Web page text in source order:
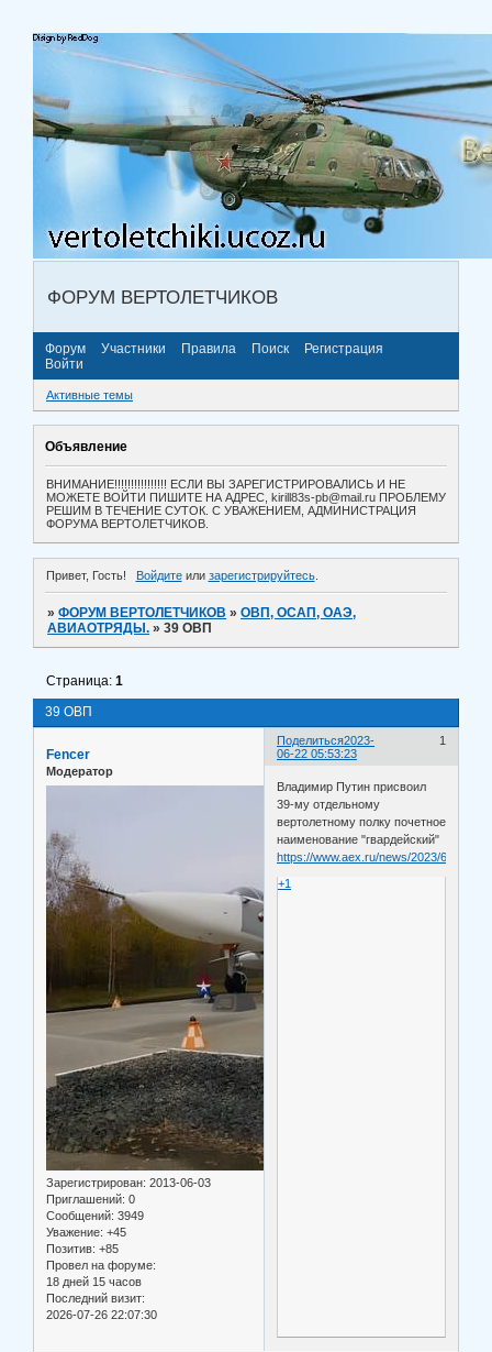
ФОРУМ ВЕРТОЛЕТЧИКОВ
Форум Участники Правила Поиск
Регистрация
Войти
Активные темы
Объявление
ВНИМАНИЕ!!!!!!!!!!!!!!!! ЕСЛИ ВЫ ЗАРЕГИСТРИРОВАЛИСЬ И НЕ
МОЖЕТЕ ВОЙТИ ПИШИТЕ НА АДРЕС, kirill83s-pb@mail.ru ПРОБЛЕМУ
РЕШИМ В ТЕЧЕНИЕ СУТОК. С УВАЖЕНИЕМ, АДМИНИСТРАЦИЯ
ФОРУМА ВЕРТОЛЕТЧИКОВ.
Привет, Гость! Войдитеили зарегистрируйтесь.
»ФОРУМ ВЕРТОЛЕТЧИКОВ »ОВП, ОСАП, ОАЭ,
АВИАОТРЯДЫ. »39 ОВП
39 ОВП
Страница:1
Поделиться 1
2023-
06-22 05:53:23
Fencer
Модератор
Зарегистрирован: 2013-06-03
Приглашений: 0
Сообщений: 3949
Уважение: +45
Позитив: +85
Провел на форуме:
18 дней 15 часов
Последний визит:
2026-07-26 22:07:30
Владимир Путин присвоил
39-му отдельному
вертолетному полку почетное
наименование "гвардейский"
https://www.aex.ru/news/2023/6/21/
+1